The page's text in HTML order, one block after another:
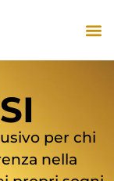
per chi
nella